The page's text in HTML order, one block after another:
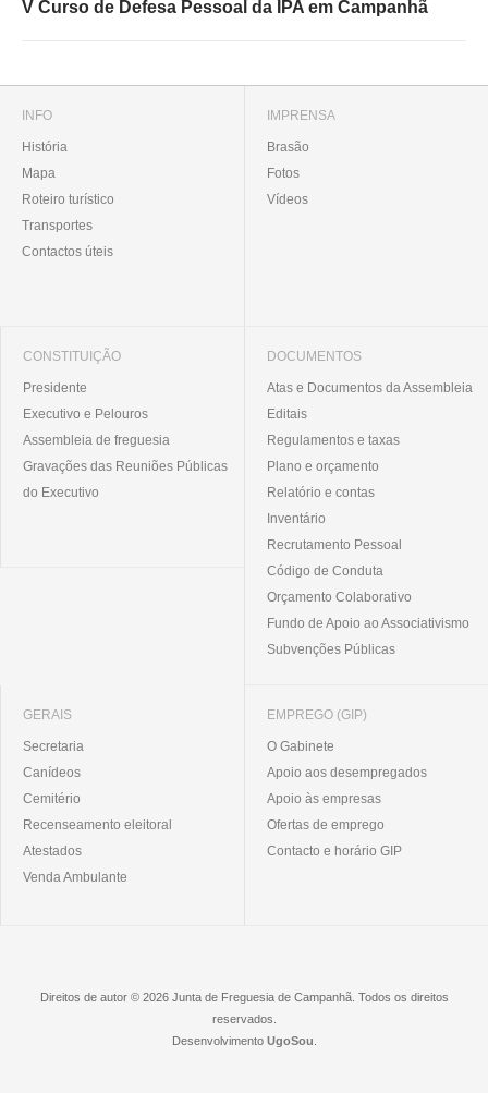
V Curso de Defesa Pessoal da IPA em Campanhã
INFO
História
Mapa
Roteiro turístico
Transportes
Contactos úteis
IMPRENSA
Brasão
Fotos
Vídeos
CONSTITUIÇÃO
Presidente
Executivo e Pelouros
Assembleia de freguesia
Gravações das Reuniões Públicas
do Executivo
DOCUMENTOS
Atas e Documentos da Assembleia
Editais
Regulamentos e taxas
Plano e orçamento
Relatório e contas
Inventário
Recrutamento Pessoal
Código de Conduta
Orçamento Colaborativo
Fundo de Apoio ao Associativismo
Subvenções Públicas
GERAIS
Secretaria
Canídeos
Cemitério
Recenseamento eleitoral
Atestados
Venda Ambulante
EMPREGO (GIP)
O Gabinete
Apoio aos desempregados
Apoio às empresas
Ofertas de emprego
Contacto e horário GIP
Direitos de autor © 2026 Junta de Freguesia de Campanhã. Todos os direitos
reservados.
Desenvolvimento UgoSou